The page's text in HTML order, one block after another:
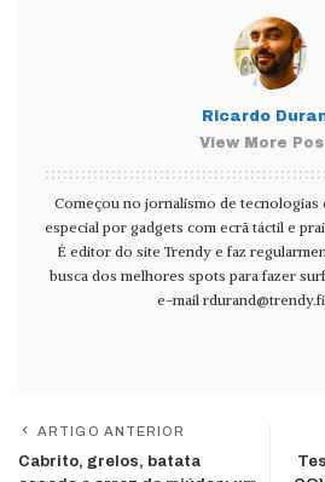
Ricardo
View More
Começou no jornalismo de tecnologias
especial por gadgets com ecrã táctil e
É editor do site Trendy e faz
busca dos melhores spots para fazer
e-mail
ARTIGO ANTERIOR
Cabrito, grelos, batata